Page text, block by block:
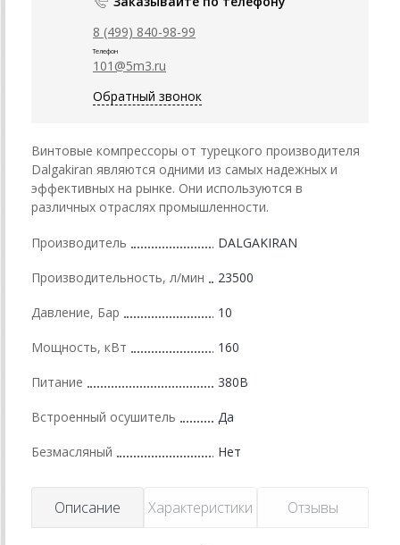
8 (499) 840-98-99
Телефон
101@5m3.ru
Обратный звонок
Винтовые компрессоры от турецкого производителя
Dalgakiran являются одними из самых надежных и
эффективных на рынке. Они используются в
различных отраслях промышленности.
Производитель DALGAKIRAN
Производительность, л/мин 23500
Давление, Бар 10
Мощность, кВт 160
Питание 380В
Встроенный осушитель Да
Безмасляный Нет
Описание Характеристики Отзывы